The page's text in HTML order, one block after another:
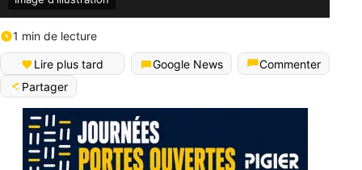
1 min de lecture
Lire plus tard Google News
Commenter
Partager